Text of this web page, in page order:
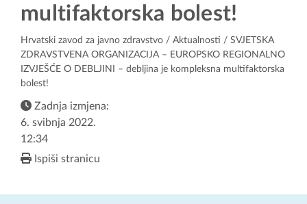
multifaktorska bolest!
Hrvatski zavod za javno zdravstvo / Aktualnosti / SVJETSKA
ZDRAVSTVENA ORGANIZACIJA – EUROPSKO REGIONALNO
IZVJEŠĆE O DEBLJINI – debljina je kompleksna multifaktorska
bolest!
Zadnja izmjena:
6. svibnja 2022.
12:34
Ispiši stranicu